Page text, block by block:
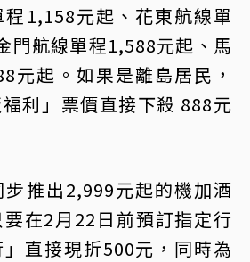
1,158元起、花東航線單
門航線單程1,588元起、馬
元起。如果是離島居民，
利」票價直接下殺 888元
步推出2,999元起的機加酒
在2月22日前預訂指定行
直接現折500元，同時為